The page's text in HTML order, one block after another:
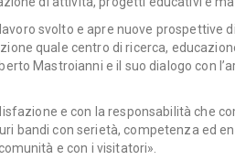
svolto e apre nuove prospettive
quale centro di ricerca,
Mastroianni e il suo dialogo con
e con la responsabilità che
bandi con serietà, competenza ed
e con i visitatori».